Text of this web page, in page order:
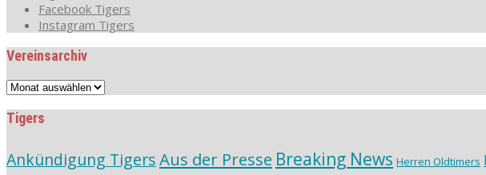
Facebook Tigers
Instagram Tigers
Vereinsarchiv
Vereinsarchiv
Tigers
Ankündigung TigersAus der Presse Breaking News Herren Oldtimers